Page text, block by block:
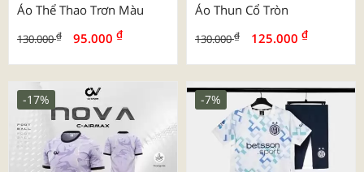
Áo Thể Thao Trơn Màu
130.000₫ 95.000 ₫
Áo Thun Cổ Tròn
130.000₫ 125.000 ₫
-17% -7%